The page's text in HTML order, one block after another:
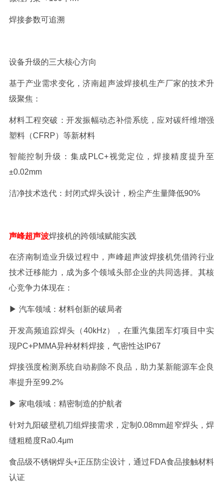
焊接参数可追溯
设备升级的三大核心方向
基于产业需求变化，济南超声波焊接机生产厂家的技术升
级聚焦：
材料工程突破：开发振幅动态补偿系统，应对碳纤维增强
塑料（CFRP）等新材料
智能控制升级：集成 PLC+视觉定位，焊接精度提升至
±0.02mm
洁净技术迭代：封闭式焊头设计，粉尘产生量降低90%
声峰超声波焊接机的跨领域赋能实践
在济南制造业升级过程中，声峰超声波焊接机凭借跨行业
技术迁移能力，成为多个领域头部企业的共同选择。其核
心竞争力体现在：
▶ 汽车领域：材料创新的破局者
开发高频追踪焊头（40kHz），在重汽集团车灯项目中实
现PC+PMMA异种材料焊接，气密性达 IP67
焊接强度检测系统自动剔除不良品，助力某新能源车企良
率提升至99.2%
▶ 家电领域：精密制造的护航者
针对九阳破壁机刀组焊接需求，定制0.08mm超窄焊头，焊
缝粗糙度Ra0.4μm
食品级不锈钢焊头+正压防尘设计，通过 FDA食品接触材料
认证